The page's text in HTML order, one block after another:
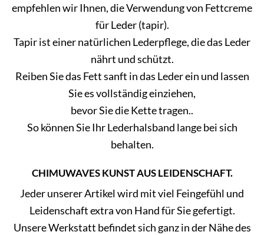
empfehlen wir Ihnen, die Verwendung von Fettcreme
für Leder (tapir).
Tapir ist einer natürlichen Lederpflege, die das Leder
nährt und schützt.
Reiben Sie das Fett sanft in das Leder ein und lassen
Sie es vollständig einziehen,
bevor Sie die Kette tragen..
So können Sie Ihr Lederhalsband lange bei sich
behalten.
CHIMUWAVES KUNST AUS LEIDENSCHAFT.
Jeder unserer Artikel wird mit viel Feingefühl und
Leidenschaft extra von Hand für Sie gefertigt.
Unsere Werkstatt befindet sich ganz in der Nähe des